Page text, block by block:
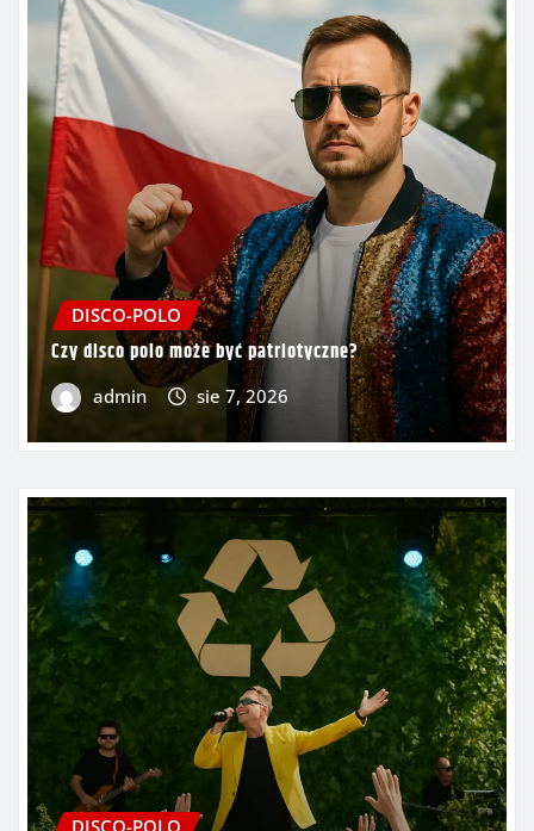
DISCO-POLO
Czy disco polo może być patriotyczne?
admin sie 7, 2026
DISCO-POLO